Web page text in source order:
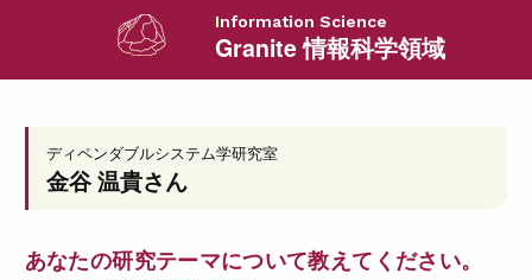
Information Science
Granite 情報科学領域
ディペンダブルシステム学研究室
金谷 温貴さん
あなたの研究テーマについて教えてください。